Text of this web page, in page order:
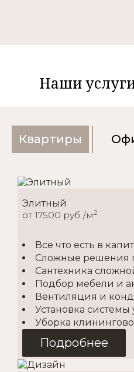
Наши
Квартиры
Элитный
от 17500 руб./м2
Все что есть в
Сложные решения
Сантехника
Подбор мебели и
Вентиляция и
Установка
Уборка
Подробнее